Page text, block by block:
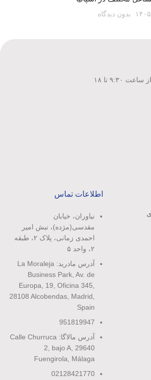
بدون دیدگاه
۹:۳۰ تا ۱۸
اطلاعات تماس
نیاوران، خیابان
مقدسی(مژده)، نبش امیر
احمدی زمانی، پلاک ۲، طبقه
۲، واحد ۵
آدرس مادرید: La Moraleja
Business Park, Av. de
Europa, 19, Oficina 345,
28108 Alcobendas, Madrid,
Spain
951819947
آدرس مالاگا: Calle Churruca
2, bajo A, 29640
Fuengirola, Málaga
02128421770